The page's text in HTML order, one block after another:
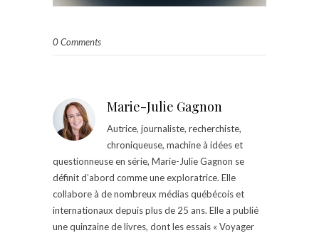
0 Comments
Marie-Julie Gagnon
Autrice, journaliste, recherchiste,
chroniqueuse, machine à idées et
questionneuse en série, Marie-Julie Gagnon se
définit d’abord comme une exploratrice. Elle
collabore à de nombreux médias québécois et
internationaux depuis plus de 25 ans. Elle a publié
une quinzaine de livres, dont les essais « Voyager